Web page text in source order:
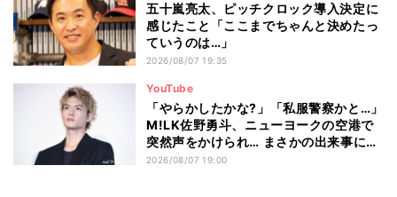
五十嵐亮太、ピッチクロック導入決定に
感じたこと「ここまでちゃんと決めたっ
ていうのは…」
2026/08/07 19:35
YouTube
「やらかしたかな?」「私服警察かと…」
M!LK佐野勇斗、ニューヨークの空港で
突然声をかけられ… まさかの出来事に驚
き
2026/08/07 19:00